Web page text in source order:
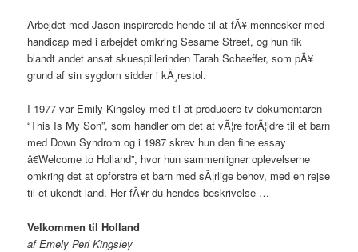
Arbejdet med Jason inspirerede hende til at fÃ¥ mennesker med
handicap med i arbejdet omkring Sesame Street, og hun fik
blandt andet ansat skuespillerinden Tarah Schaeffer, som pÃ¥
grund af sin sygdom sidder i kÃ¸restol.
I 1977 var Emily Kingsley med til at producere tv-dokumentaren
“This Is My Son”, som handler om det at vÃ¦re forÃ¦ldre til et barn
med Down Syndrom og i 1987 skrev hun den fine essay
â€Welcome to Holland”, hvor hun sammenligner oplevelserne
omkring det at opforstre et barn med sÃ¦rlige behov, med en rejse
til et ukendt land. Her fÃ¥r du hendes beskrivelse …
Velkommen til Holland
af Emely Perl Kingsley